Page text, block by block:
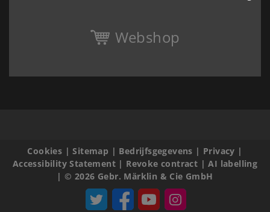
Webshop
Cookies |Sitemap | Bedrijfsgegevens | Privacy |
Accessibility Statement| Revoke contract |AI labelling
|© 2026 Gebr. Märklin & Cie GmbH